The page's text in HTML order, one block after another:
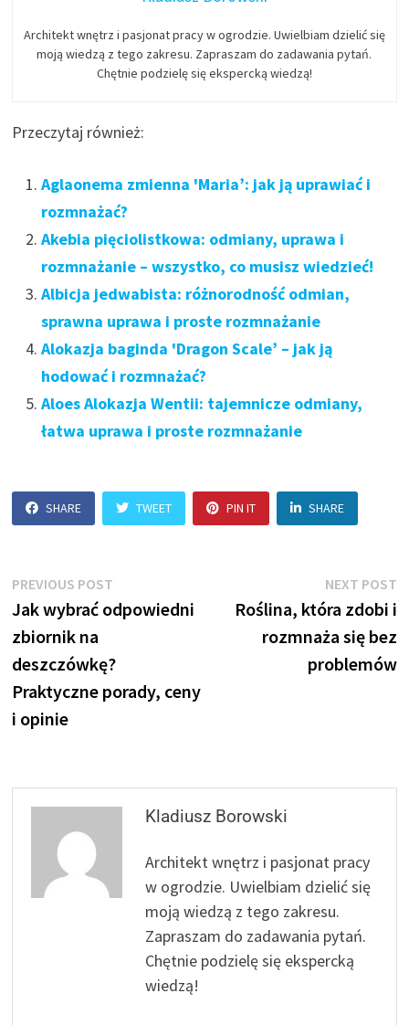
Architekt wnętrz i pasjonat pracy w ogrodzie. Uwielbiam dzielić się
moją wiedzą z tego zakresu. Zapraszam do zadawania pytań.
Chętnie podzielę się ekspercką wiedzą!
Przeczytaj również:
Aglaonema zmienna 'Maria’: jak ją uprawiać i
rozmnażać?
Akebia pięciolistkowa: odmiany, uprawa i
rozmnażanie – wszystko, co musisz wiedzieć!
Albicja jedwabista: różnorodność odmian,
sprawna uprawa i proste rozmnażanie
Alokazja baginda 'Dragon Scale’ – jak ją
hodować i rozmnażać?
Aloes Alokazja Wentii: tajemnicze odmiany,
łatwa uprawa i proste rozmnażanie
SHARE TWEET PIN IT SHARE
Nawigacja
wpisu
PREVIOUS POST
post:
Jak wybrać odpowiedni
zbiornik na
deszczówkę?
Praktyczne porady, ceny
i opinie
NEXT POST
Roślina, która zdobi i
rozmnaża się bez
problemów
Kladiusz Borowski
Architekt wnętrz i pasjonat pracy
w ogrodzie. Uwielbiam dzielić się
moją wiedzą z tego zakresu.
Zapraszam do zadawania pytań.
Chętnie podzielę się ekspercką
wiedzą!